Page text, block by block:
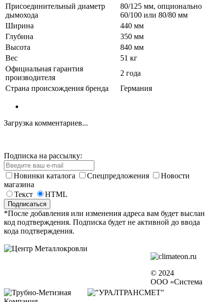
Присоединительный диаметр
дымохода
80/125 мм, опционально
60/100 или 80/80 мм
Ширина
440 мм
Глубина
350 мм
Высота
840 мм
Вес
51 кг
Официальная гарантия
производителя
2 года
Страна происхождения бренда
Германия
Загрузка комментариев...
Подписка на рассылку:
Новинки каталога Спецпредложения
Новости
магазина
Текст
HTML
*После добавления или изменения адреса вам будет выслан
код подтверждения. Подписка будет не активной до ввода
кода подтверждения.
© 2024
ООО «Система